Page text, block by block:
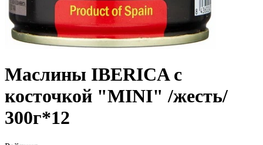
Маслины IBERICA с
косточкой "MINI" /жесть/
300г*12